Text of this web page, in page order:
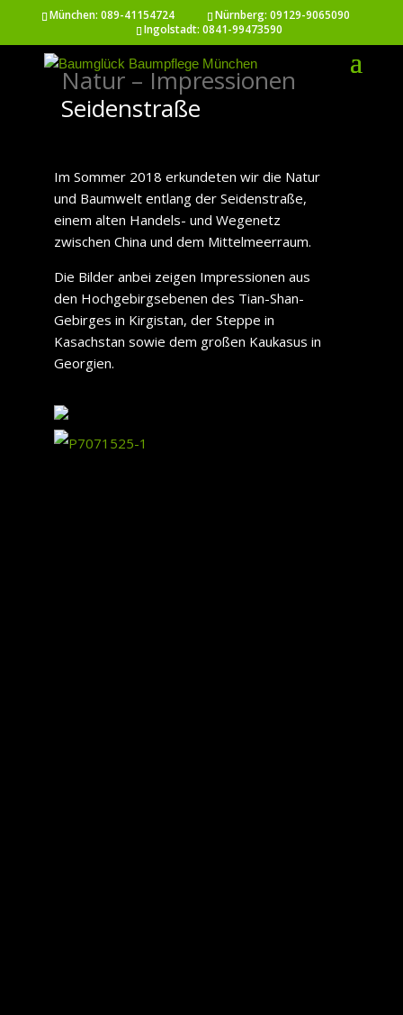
München:089-41154724 Nürnberg:09129-9065090
Ingolstadt:0841-99473590
Natur – Impressionen
Seidenstraße
Im Sommer 2018 erkundeten wir die Natur
und Baumwelt entlang der Seidenstraße,
einem alten Handels- und Wegenetz
zwischen China und dem Mittelmeerraum.
Die Bilder anbei zeigen Impressionen aus
den Hochgebirgsebenen des Tian-Shan-
Gebirges in Kirgistan, der Steppe in
Kasachstan sowie dem großen Kaukasus in
Georgien.